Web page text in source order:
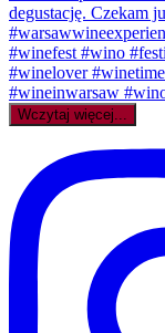
Wczytaj więcej...